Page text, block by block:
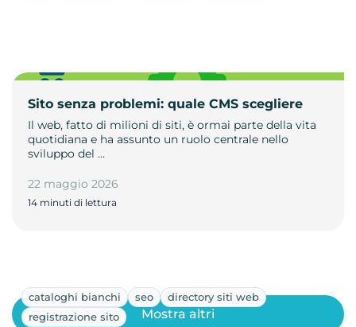
Sito senza problemi: quale CMS scegliere
Il web, fatto di milioni di siti, è ormai parte della vita
quotidiana e ha assunto un ruolo centrale nello
sviluppo del …
22 maggio 2026
14 minuti di lettura
cataloghi bianchi seo
directory siti web
registrazione sito
Mostra altri